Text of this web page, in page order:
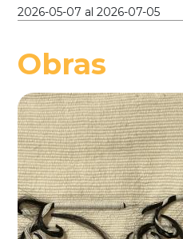
2026-05-07 al 2026-07-05
Obras